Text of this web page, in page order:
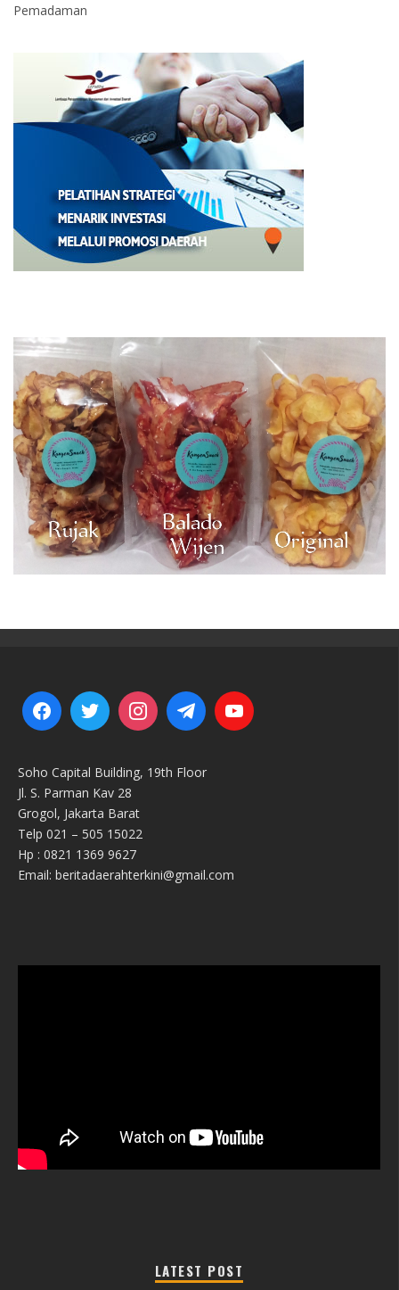
Pemadaman
Soho Capital Building, 19th Floor
Jl. S. Parman Kav 28
Grogol, Jakarta Barat
Telp 021 – 505 15022
Hp : 0821 1369 9627
Email: beritadaerahterkini@gmail.com
LATEST POST